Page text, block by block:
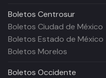
Boletos Centrosur
Boletos Ciudad de México
Boletos Estado de México
Boletos Morelos
Boletos Occidente